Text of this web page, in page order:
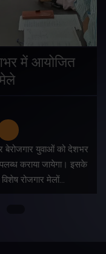
में आयोजित
युवाओं को देशभर
कराया जायेगा। इसके
रोजगार मेलों…